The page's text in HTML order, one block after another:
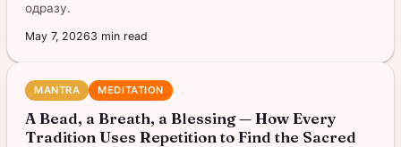
одразу.
May 7, 20263 min read
MANTRA MEDITATION
A Bead, a Breath, a Blessing — How Every
Tradition Uses Repetition to Find the Sacred